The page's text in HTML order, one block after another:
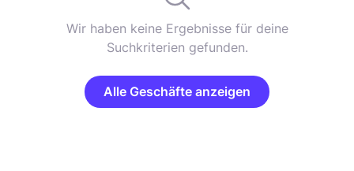
Wir haben keine Ergebnisse für deine
Suchkriterien gefunden.
Alle Geschäfte anzeigen